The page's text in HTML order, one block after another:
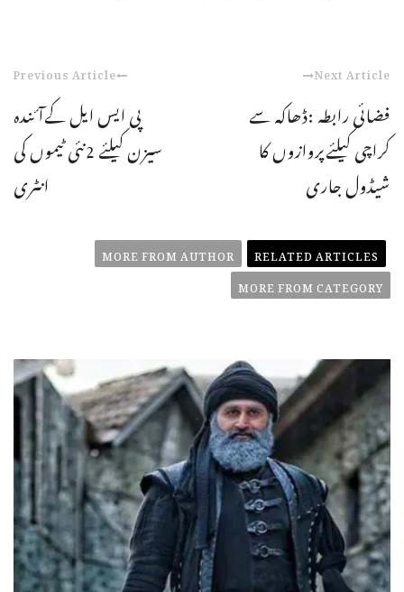
Previous Article
پی ایس ایل کےآئندہ
سیزن کیلئے 2نئی ٹیموں کی
انٹری
Next Article
فضائی رابطہ :ڈھاکہ سے
کراچی کیلئےپروازوں کا
شیڈول جاری
RELATED ARTICLES
MORE FROM AUTHOR
MORE FROM CATEGORY